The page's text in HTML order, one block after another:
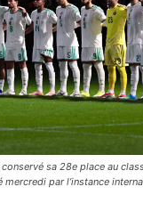
sa 28e place au
par l’instance